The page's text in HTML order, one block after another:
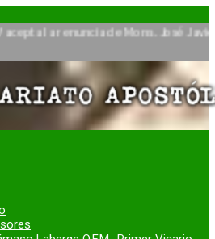
la renuncia de Mons. José Javier